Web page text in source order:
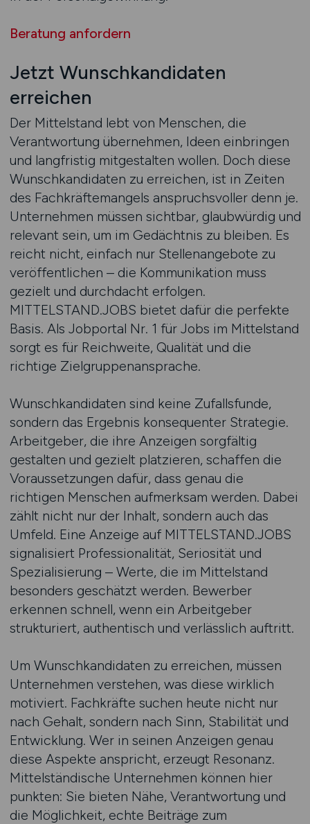
Beratung anfordern
Jetzt Wunschkandidaten
erreichen
Der Mittelstand lebt von Menschen, die
Verantwortung übernehmen, Ideen einbringen
und langfristig mitgestalten wollen. Doch diese
Wunschkandidaten zu erreichen, ist in Zeiten
des Fachkräftemangels anspruchsvoller denn je.
Unternehmen müssen sichtbar, glaubwürdig und
relevant sein, um im Gedächtnis zu bleiben. Es
reicht nicht, einfach nur Stellenangebote zu
veröffentlichen – die Kommunikation muss
gezielt und durchdacht erfolgen.
MITTELSTAND.JOBS bietet dafür die perfekte
Basis. Als Jobportal Nr. 1 für Jobs im Mittelstand
sorgt es für Reichweite, Qualität und die
richtige Zielgruppenansprache.
Wunschkandidaten sind keine Zufallsfunde,
sondern das Ergebnis konsequenter Strategie.
Arbeitgeber, die ihre Anzeigen sorgfältig
gestalten und gezielt platzieren, schaffen die
Voraussetzungen dafür, dass genau die
richtigen Menschen aufmerksam werden. Dabei
zählt nicht nur der Inhalt, sondern auch das
Umfeld. Eine Anzeige auf MITTELSTAND.JOBS
signalisiert Professionalität, Seriosität und
Spezialisierung – Werte, die im Mittelstand
besonders geschätzt werden. Bewerber
erkennen schnell, wenn ein Arbeitgeber
strukturiert, authentisch und verlässlich auftritt.
Um Wunschkandidaten zu erreichen, müssen
Unternehmen verstehen, was diese wirklich
motiviert. Fachkräfte suchen heute nicht nur
nach Gehalt, sondern nach Sinn, Stabilität und
Entwicklung. Wer in seinen Anzeigen genau
diese Aspekte anspricht, erzeugt Resonanz.
Mittelständische Unternehmen können hier
punkten: Sie bieten Nähe, Verantwortung und
die Möglichkeit, echte Beiträge zum